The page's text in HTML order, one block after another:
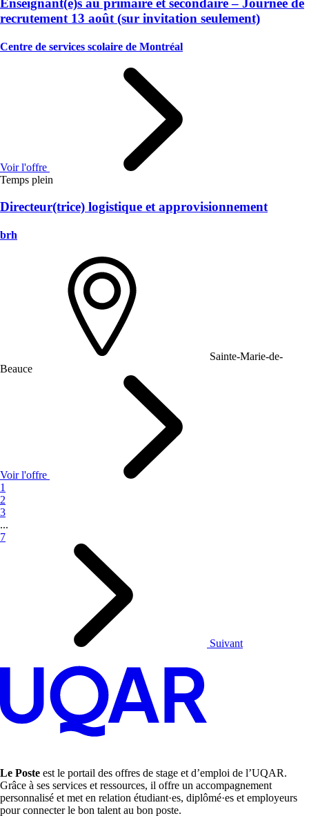
Enseignant(e)s au primaire et secondaire – Journée de
recrutement 13 août (sur invitation seulement)
Centre de services scolaire de Montréal
Voir l'offre
Temps plein
Directeur(trice) logistique et approvisionnement
brh
Sainte-Marie-de-
Beauce
Voir l'offre
1
2
3
...
7
Suivant
Le Poste est le portail des offres de stage et d’emploi de l’UQAR.
Grâce à ses services et ressources, il offre un accompagnement
personnalisé et met en relation étudiant·es, diplômé·es et employeurs
pour connecter le bon talent au bon poste.